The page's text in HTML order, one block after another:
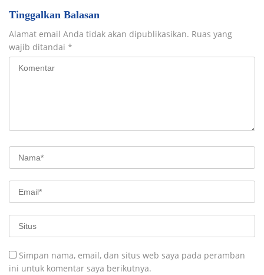
Tinggalkan Balasan
Alamat email Anda tidak akan dipublikasikan. Ruas yang
wajib ditandai *
Simpan nama, email, dan situs web saya pada peramban
ini untuk komentar saya berikutnya.